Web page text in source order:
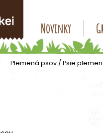
Novinky
Plemená psov / Psie